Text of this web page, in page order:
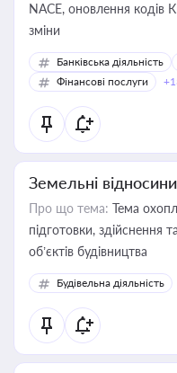
NACE, оновлення кодів
зміни
Банківська діяльність
Фінансові послуги
Земельні
Про що тема: Тема
підготовки, здійснення
об’єктів будівництва
Будівельна діяльність